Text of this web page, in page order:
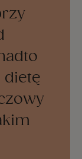
dietę